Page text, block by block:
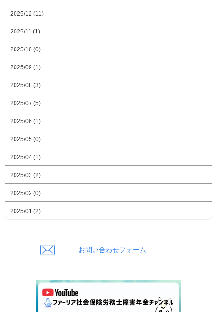
2025/12 (11)
2025/11 (1)
2025/10 (0)
2025/09 (1)
2025/08 (3)
2025/07 (5)
2025/06 (1)
2025/05 (0)
2025/04 (1)
2025/03 (2)
2025/02 (0)
2025/01 (2)
お問い合わせフォーム